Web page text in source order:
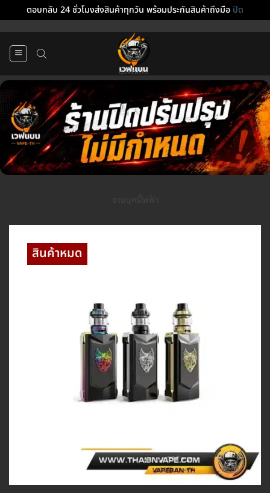
ตอบกลับ 24 ชั่วโมงส่งสินค้าทุกวัน พร้อมประกันสินค้าถึงมือปิด